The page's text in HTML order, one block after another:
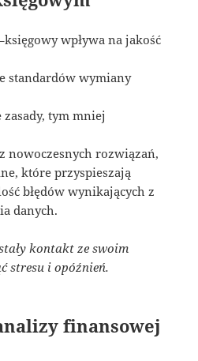
wpływa na jakość
standardów wymiany
tym mniej
nowoczesnych rozwiązań,
które przyspieszają
błędów wynikających z
danych.
kontakt ze swoim
stresu i opóźnień.
finansowej